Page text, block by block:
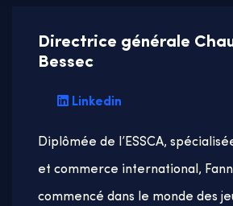
Directrice générale
Bessec
Linkedin
Diplômée de l’ESSCA,
et commerce international,
commencé dans le monde des